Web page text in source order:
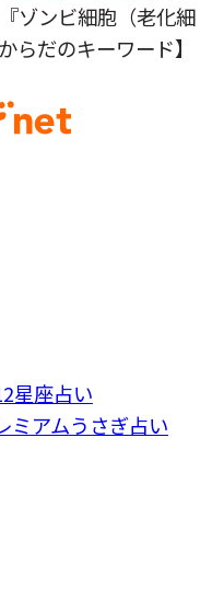
ゾンビ細胞（老化細
らだのキーワード】
星座占い
ミアムうさぎ占い